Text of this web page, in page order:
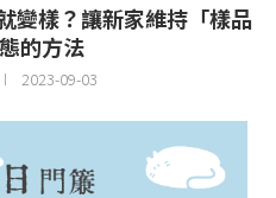
變樣？讓新家維持「樣品
的方法
2023-09-03